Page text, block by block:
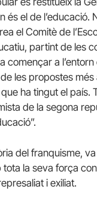
el de l’educació.
el Comitè de
partint de les
començar a
les propostes
ha tingut el país.
de la segona
del franquisme,
la seva força
i exiliat.